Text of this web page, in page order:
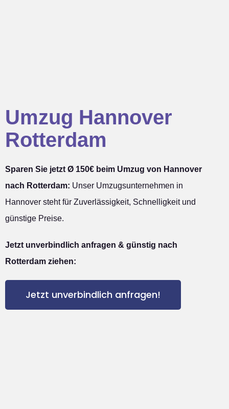
Umzug Hannover
Rotterdam
Sparen Sie jetzt Ø 150€ beim Umzug von Hannover
nach Rotterdam: Unser Umzugsunternehmen in
Hannover steht für Zuverlässigkeit, Schnelligkeit und
günstige Preise.
Jetzt unverbindlich anfragen & günstig nach
Rotterdam ziehen:
Jetzt unverbindlich anfragen!